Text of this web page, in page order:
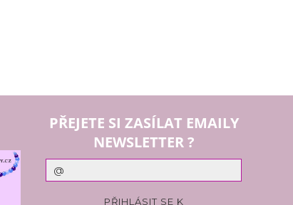
PŘEJETE SI ZASÍLAT EMAILY
NEWSLETTER ?